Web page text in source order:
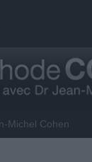
Michel Cohen